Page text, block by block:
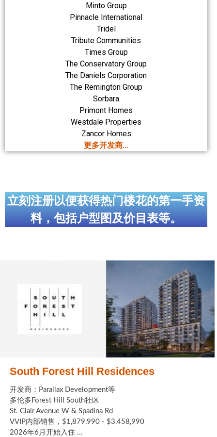
Minto Group
Pinnacle International
Tridel
Tribute Communities
Times Group
The Conservatory Group
The Daniels Corporation
The Remington Group
Sorbara
Primont Homes
Westdale Properties
Zancor Homes
更多开发商…
立刻注册以便获得热门楼花的第一手资
料，包括户型图及价目表等。
South Forest Hill Residences
开发商：Parallax Development等
多伦多Forest Hill South社区
St. Clair Avenue W & Spadina Rd
VVIP内部销售，$1,879,990 - $3,458,990
2026年6月开始入住 ...